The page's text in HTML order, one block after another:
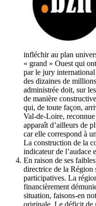
infléchir au plan
« grand » Ouest qui
par le jury
des dizaines de
administrée doit, sur
de manière
qui, de toute façon,
Val-de-Loire,
apparaît d’ailleurs de
car elle correspond à
La construction de la
indicateur de l’audace
En raison de ses
directrice de la Région
participatives. La
financièrement
situation, faisons-en